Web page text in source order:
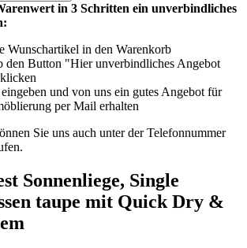
in 3 Schritten ein unverbindliches
Wunschartikel in den Warenkorb
den Button "Hier unverbindliches Angebot
und von uns ein gutes Angebot für
per Mail erhalten
Sie uns auch unter der Telefonnummer
Sonnenliege, Single
taupe mit Quick Dry &